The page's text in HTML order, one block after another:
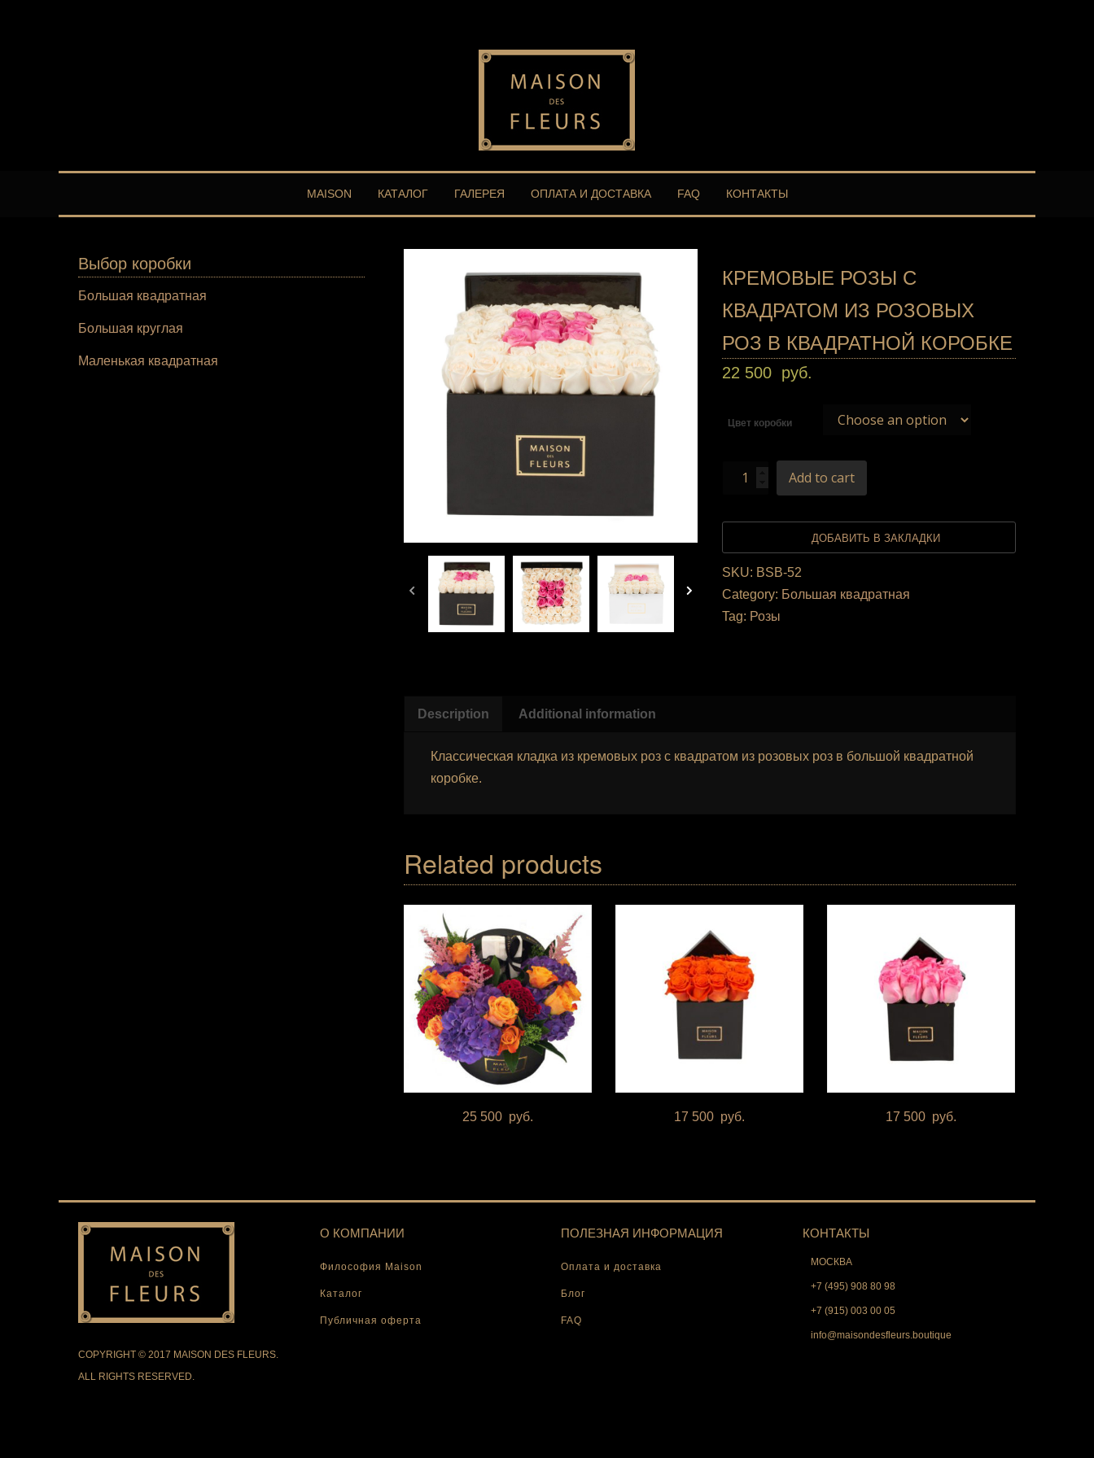
MAISON КАТАЛОГ ГАЛЕРЕЯ ОПЛАТА И ДОСТАВКА FAQ КОНТАКТЫ
КРЕМОВЫЕ РОЗЫ С
КВАДРАТОМ ИЗ РОЗОВЫХ
РОЗ В КВАДРАТНОЙ КОРОБКЕ
22 500 руб.
Цвет коробки
Add to cart
ДОБАВИТЬ В ЗАКЛАДКИ
SKU: BSB-52
Category: Большая квадратная
Tag: Розы
Description Additional information
Классическая кладка из кремовых роз с квадратом из розовых роз в большой квадратной
коробке.
Related products
25 500 руб. 17 500 руб. 17 500 руб.
Выбор коробки
Большая квадратная
Большая круглая
Маленькая квадратная
COPYRIGHT © 2017 MAISON DES FLEURS.
ALL RIGHTS RESERVED.
О КОМПАНИИ
Философия Maison
Каталог
Публичная оферта
ПОЛЕЗНАЯ ИНФОРМАЦИЯ
Оплата и доставка
Блог
FAQ
КОНТАКТЫ
МОСКВА
+7 (495) 908 80 98
+7 (915) 003 00 05
info@maisondesfleurs.boutique